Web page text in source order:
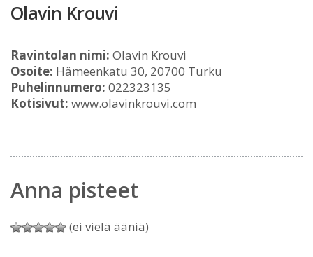
Olavin Krouvi
Ravintolan nimi: Olavin Krouvi
Osoite: Hämeenkatu 30, 20700 Turku
Puhelinnumero: 022323135
Kotisivut: www.olavinkrouvi.com
Anna pisteet
(ei vielä ääniä)